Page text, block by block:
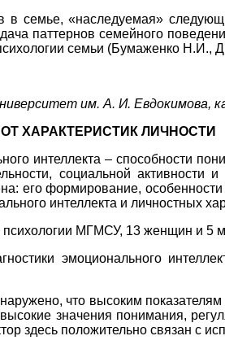
в семье, «наследуемая»
паттернов семейного
семьи (Бумаженко Н.И.,
им. А. И. Евдокимова,
ХАРАКТЕРИСТИК ЛИЧНОСТИ
интеллекта – способности
социальной активности
его формирование,
интеллекта и личностных
психологии МГМСУ, 13 женщин и 5
эмоционального
что высоким
значения понимания,
здесь положительно связан с